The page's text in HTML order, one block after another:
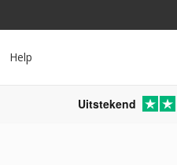
Help
Uitstekend